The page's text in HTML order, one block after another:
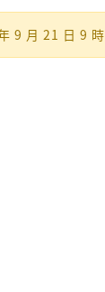
9 月 21 日 9 時